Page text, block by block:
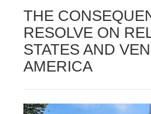
THE
RESOLVE ON
STATES AND
AMERICA